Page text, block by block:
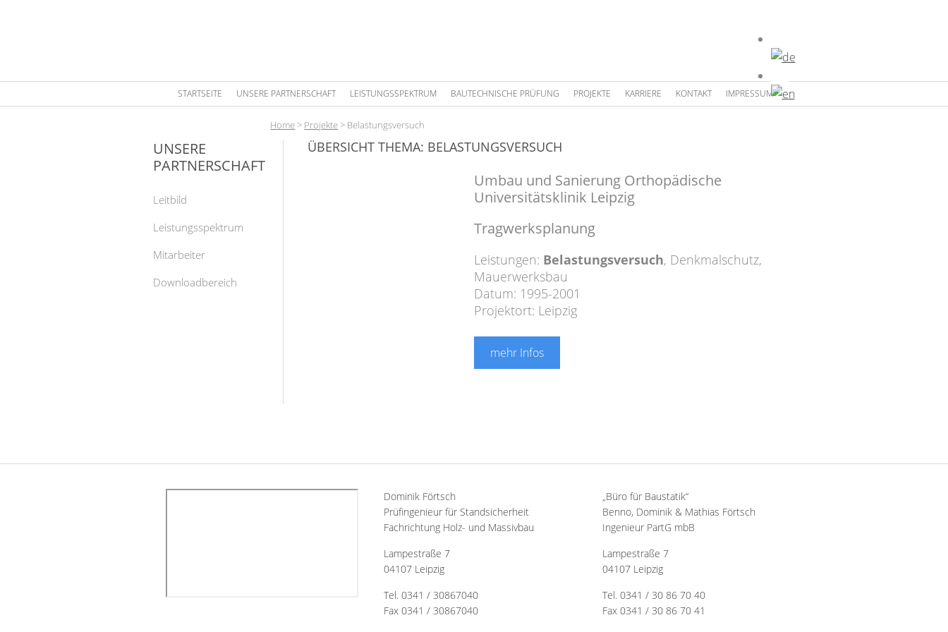
STARTSEITE UNSERE PARTNERSCHAFT LEISTUNGSSPEKTRUM BAUTECHNISCHE PRÜFUNG PROJEKTE KARRIERE KONTAKT IMPRESSUM
Home > Projekte > Belastungsversuch
ÜBERSICHT THEMA: BELASTUNGSVERSUCH
Umbau und Sanierung Orthopädische
Universitätsklinik Leipzig
Tragwerksplanung
Leistungen: Belastungsversuch, Denkmalschutz,
Mauerwerksbau
Datum: 1995-2001
Projektort: Leipzig
mehr Infos
UNSERE
PARTNERSCHAFT
Leitbild
Leistungsspektrum
Mitarbeiter
Downloadbereich
Dominik Förtsch
Prüfingenieur für Standsicherheit
Fachrichtung Holz- und Massivbau
Lampestraße 7
04107 Leipzig
Tel. 0341 / 30867040
Fax 0341 / 30867040
„Büro für Baustatik“
Benno, Dominik & Mathias Förtsch
Ingenieur PartG mbB
Lampestraße 7
04107 Leipzig
Tel. 0341 / 30 86 70 40
Fax 0341 / 30 86 70 41